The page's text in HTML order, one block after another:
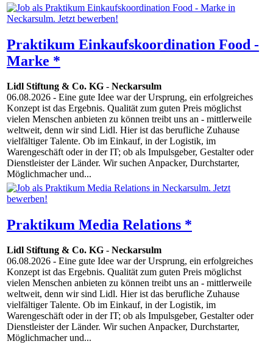
Praktikum Einkaufskoordination Food -
Marke *
Lidl Stiftung & Co. KG - Neckarsulm
06.08.2026 - Eine gute Idee war der Ursprung, ein erfolgreiches
Konzept ist das Ergebnis. Qualität zum guten Preis möglichst
vielen Menschen anbieten zu können treibt uns an - mittlerweile
weltweit, denn wir sind Lidl. Hier ist das berufliche Zuhause
vielfältiger Talente. Ob im Einkauf, in der Logistik, im
Warengeschäft oder in der IT; ob als Impulsgeber, Gestalter oder
Dienstleister der Länder. Wir suchen Anpacker, Durchstarter,
Möglichmacher und...
Praktikum Media Relations *
Lidl Stiftung & Co. KG - Neckarsulm
06.08.2026 - Eine gute Idee war der Ursprung, ein erfolgreiches
Konzept ist das Ergebnis. Qualität zum guten Preis möglichst
vielen Menschen anbieten zu können treibt uns an - mittlerweile
weltweit, denn wir sind Lidl. Hier ist das berufliche Zuhause
vielfältiger Talente. Ob im Einkauf, in der Logistik, im
Warengeschäft oder in der IT; ob als Impulsgeber, Gestalter oder
Dienstleister der Länder. Wir suchen Anpacker, Durchstarter,
Möglichmacher und...